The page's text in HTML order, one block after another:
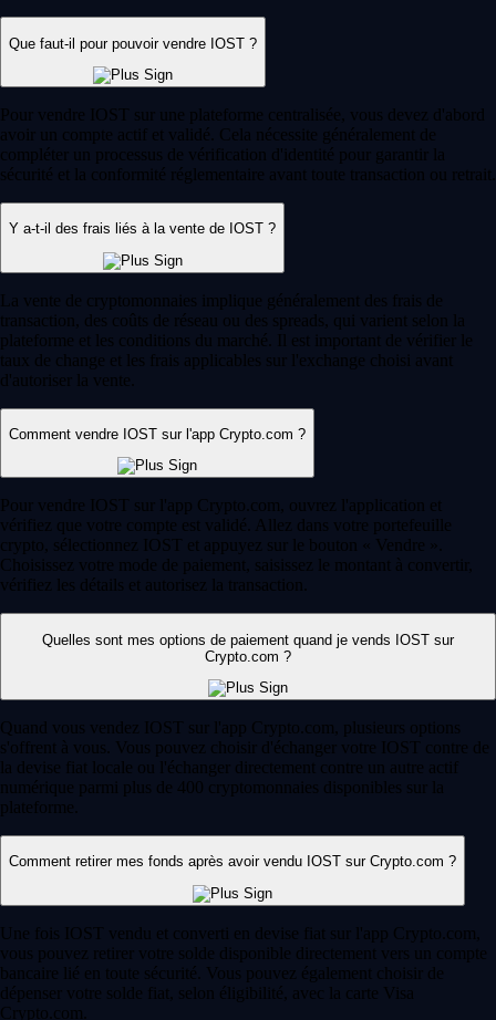
Que faut-il pour pouvoir vendre IOST ?
Pour vendre IOST sur une plateforme centralisée, vous devez d'abord
avoir un compte actif et validé. Cela nécessite généralement de
compléter un processus de vérification d'identité pour garantir la
sécurité et la conformité réglementaire avant toute transaction ou retrait.
Y a-t-il des frais liés à la vente de IOST ?
La vente de cryptomonnaies implique généralement des frais de
transaction, des coûts de réseau ou des spreads, qui varient selon la
plateforme et les conditions du marché. Il est important de vérifier le
taux de change et les frais applicables sur l'exchange choisi avant
d'autoriser la vente.
Comment vendre IOST sur l'app Crypto.com ?
Pour vendre IOST sur l'app Crypto.com, ouvrez l'application et
vérifiez que votre compte est validé. Allez dans votre portefeuille
crypto, sélectionnez IOST et appuyez sur le bouton « Vendre ».
Choisissez votre mode de paiement, saisissez le montant à convertir,
vérifiez les détails et autorisez la transaction.
Quelles sont mes options de paiement quand je vends IOST sur
Crypto.com ?
Quand vous vendez IOST sur l'app Crypto.com, plusieurs options
s'offrent à vous. Vous pouvez choisir d'échanger votre IOST contre de
la devise fiat locale ou l'échanger directement contre un autre actif
numérique parmi plus de 400 cryptomonnaies disponibles sur la
plateforme.
Comment retirer mes fonds après avoir vendu IOST sur Crypto.com ?
Une fois IOST vendu et converti en devise fiat sur l'app Crypto.com,
vous pouvez retirer votre solde disponible directement vers un compte
bancaire lié en toute sécurité. Vous pouvez également choisir de
dépenser votre solde fiat, selon éligibilité, avec la carte Visa
Crypto.com.